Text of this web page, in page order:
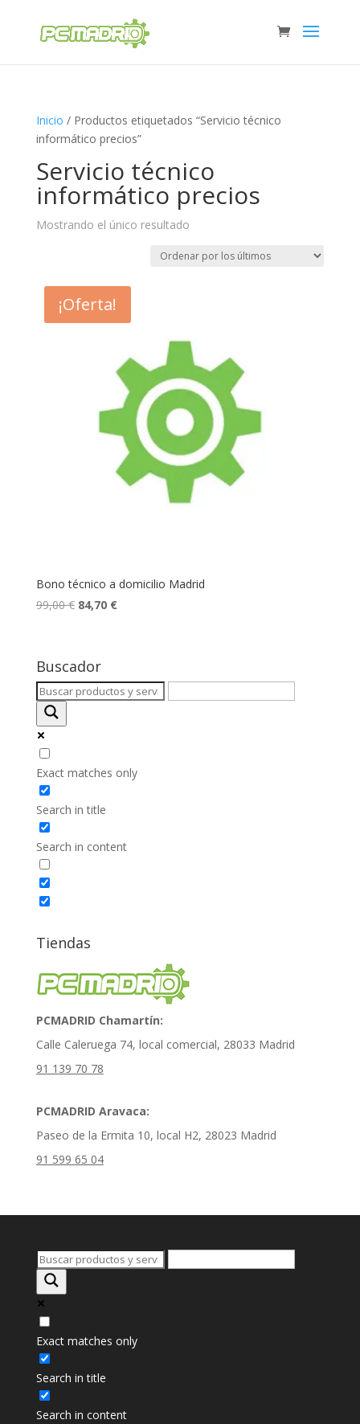
Inicio / Productos etiquetados “Servicio técnico
informático precios”
Servicio técnico
informático precios
Mostrando el único resultado
¡Oferta!
Bono técnico a domicilio Madrid
99,00€ El
era:
99,00 €.
84,70 €El
84,70 €.
Buscador
Exact matches only
Search in title
Search in content
Tiendas
PCMADRID Chamartín:
Calle Caleruega 74, local comercial, 28033 Madrid
91 139 70 78
PCMADRID Aravaca:
Paseo de la Ermita 10, local H2, 28023 Madrid
91 599 65 04
Exact matches only
Search in title
Search in content